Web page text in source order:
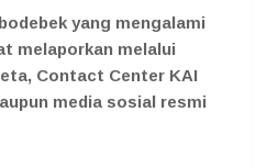
yang mengalami
melaporkan melalui
Contact Center KAI
media sosial resmi